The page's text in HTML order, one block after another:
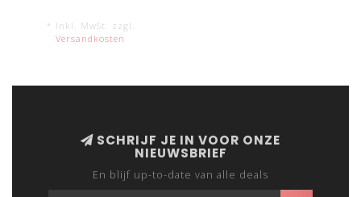
* Inkl. MwSt. zzgl.
Versandkosten
SCHRIJF JE IN VOOR ONZE
NIEUWSBRIEF
En blijf up-to-date van alle deals